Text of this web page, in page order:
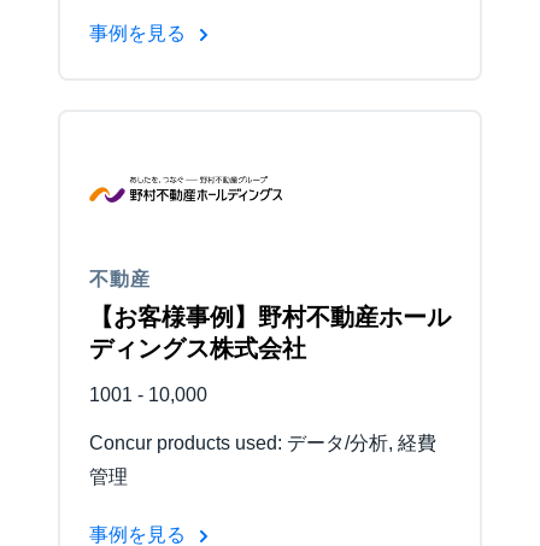
事例を見る
不動産
【お客様事例】野村不動産ホール
ディングス株式会社
1001 - 10,000
Concur products used: データ/分析, 経費
管理
事例を見る